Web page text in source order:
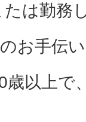
は勤務
お手伝
歳以上で